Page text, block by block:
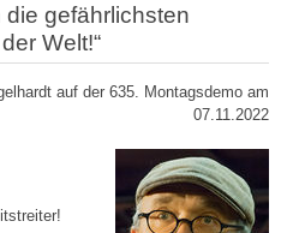
die gefährlichsten
Welt!“
auf der 635. Montagsdemo am
07.11.2022